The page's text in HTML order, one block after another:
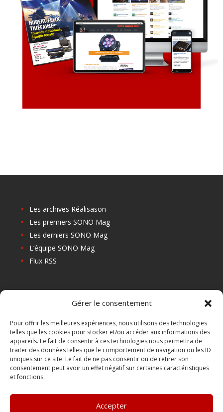
Gérer le consentement
Pour offrir les meilleures expériences, nous utilisons des technologies
telles que les cookies pour stocker et/ou accéder aux informations des
appareils. Le fait de consentir à ces technologies nous permettra de
traiter des données telles que le comportement de navigation ou les ID
uniques sur ce site. Le fait de ne pas consentir ou de retirer son
consentement peut avoir un effet négatif sur certaines caractéristiques
et fonctions.
Accepter
Les archives Réalisason
Les premiers SONO Mag
Les derniers SONO Mag
L’équipe SONO Mag
Flux RSS
Les Centres de Formation
Les Points Relais
Localiser Point Relais
Mon Compte
FAQ
Contact